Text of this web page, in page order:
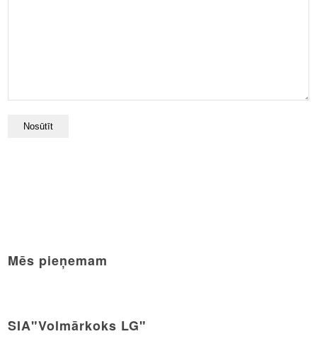
Mēs pieņemam
SIA"Volmārkoks LG"